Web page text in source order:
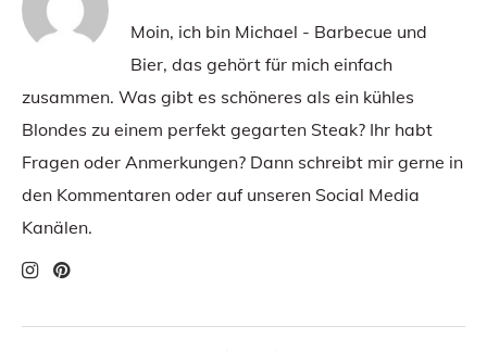
Moin, ich bin Michael - Barbecue und
Bier, das gehört für mich einfach
zusammen. Was gibt es schöneres als ein kühles
Blondes zu einem perfekt gegarten Steak? Ihr habt
Fragen oder Anmerkungen? Dann schreibt mir gerne in
den Kommentaren oder auf unseren Social Media
Kanälen.